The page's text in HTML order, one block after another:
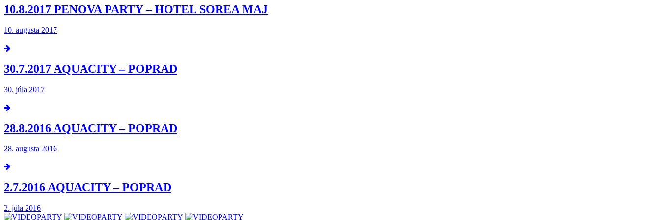
10.8.2017 PENOVA PARTY – HOTEL SOREA MAJ
10. augusta 2017
30.7.2017 AQUACITY – POPRAD
30. júla 2017
28.8.2016 AQUACITY – POPRAD
28. augusta 2016
2.7.2016 AQUACITY – POPRAD
2. júla 2016